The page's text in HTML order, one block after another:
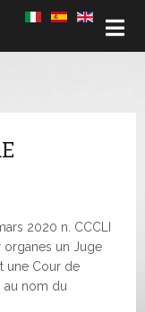
2020 n. CCCLI
organes un Juge
une Cour de
au nom du